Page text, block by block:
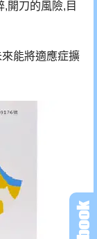
,開刀的風險, 目
能將適應症擴